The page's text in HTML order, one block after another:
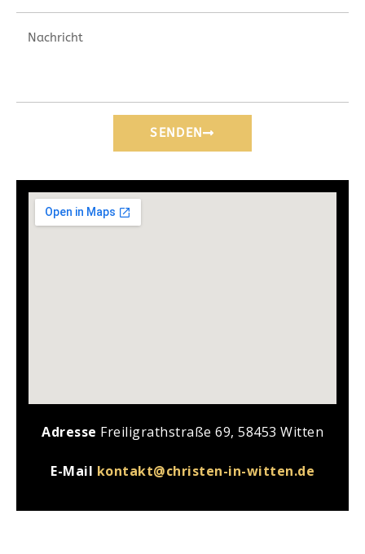
SENDEN
Adresse Freiligrathstraße 69, 58453 Witten
E-Mail kontakt@christen-in-witten.de